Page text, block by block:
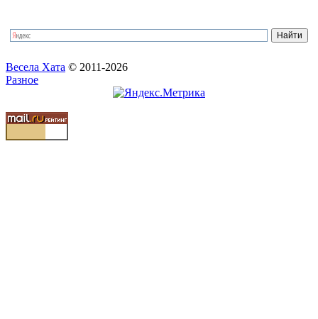
Весела Хата © 2011-2026
Разное